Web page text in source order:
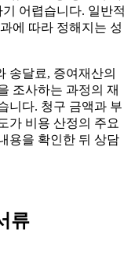
어렵습니다. 일반적
에 따라 정해지는 성
송달료, 증여재산의
조사하는 과정의 재
니다. 청구 금액과 부
가 비용 산정의 주요
용을 확인한 뒤 상담
류